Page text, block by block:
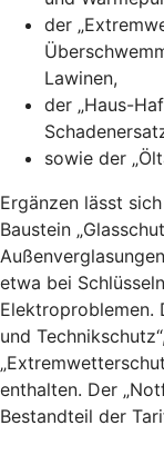
der
Lawinen,
der „Haus-
sowie der
Ergänzen lässt
Baustein
etwa bei
Elektroproblemen.
und
enthalten. Der
Bestandteil der